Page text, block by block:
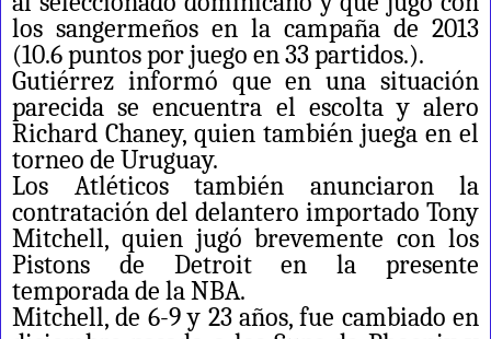
los sangermeños en la campaña de 2013
(10.6 puntos por juego en 33 partidos.).
Gutiérrez informó que en una situación
parecida se encuentra el escolta y alero
Richard Chaney, quien también juega en el
torneo de Uruguay.
Los Atléticos también anunciaron la
contratación del delantero importado Tony
Mitchell, quien jugó brevemente con los
Pistons de Detroit en la presente
temporada de la NBA.
Mitchell, de 6-9 y 23 años, fue cambiado en